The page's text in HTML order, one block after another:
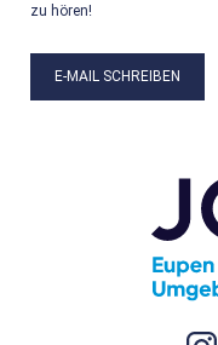
zu hören!
E-MAIL SCHREIBEN